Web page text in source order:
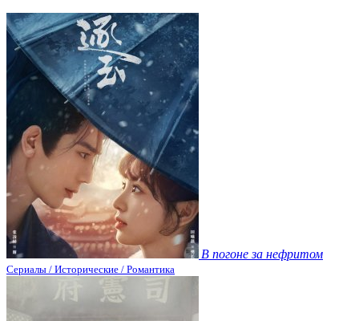
В погоне за нефритом
Сериалы / Исторические / Романтика